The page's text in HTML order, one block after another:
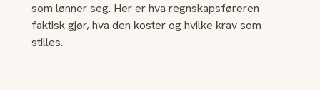
som lønner seg. Her er hva regnskapsføreren
faktisk gjør, hva den koster og hvilke krav som
stilles.